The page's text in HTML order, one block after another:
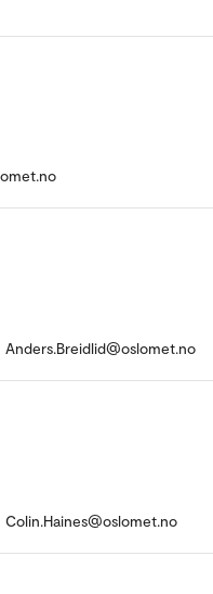
Anders.Breidlid@oslomet.no
Colin.Haines@oslomet.no